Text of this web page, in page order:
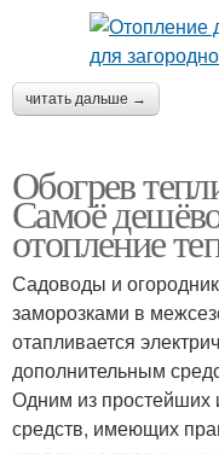
читать дальше →
Обогрев
Самоё
отопление
Садоводы и
заморозками в
отапливается
дополнительным
Одним из
средств, имеющих